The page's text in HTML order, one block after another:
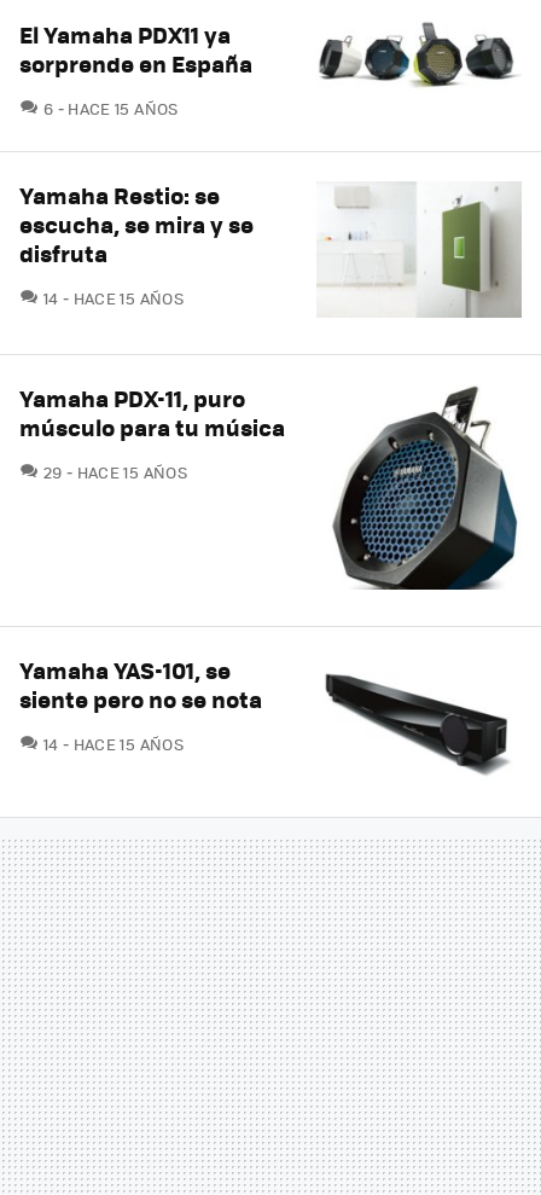
El Yamaha PDX11 ya
sorprende en España
6 COMENTARIOS
HACE 15 AÑOS
Yamaha Restio: se
escucha, se mira y se
disfruta
14 COMENTARIOS
HACE 15 AÑOS
Yamaha PDX-11, puro
músculo para tu música
29 COMENTARIOS
HACE 15 AÑOS
Yamaha YAS-101, se
siente pero no se nota
14 COMENTARIOS
HACE 15 AÑOS